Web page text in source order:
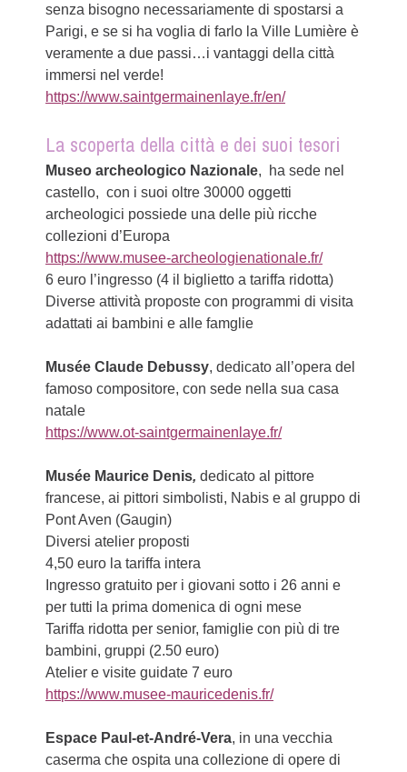
senza bisogno necessariamente di spostarsi a
Parigi, e se si ha voglia di farlo la Ville Lumière è
veramente a due passi…i vantaggi della città
immersi nel verde!
https://www.saintgermainenlaye.fr/en/
La scoperta della città e dei suoi tesori
Museo archeologico Nazionale, ha sede nel
castello, con i suoi oltre 30000 oggetti
archeologici possiede una delle più ricche
collezioni d’Europa
https://www.musee-archeologienationale.fr/
6 euro l’ingresso (4 il biglietto a tariffa ridotta)
Diverse attività proposte con programmi di visita
adattati ai bambini e alle famglie
Musée Claude Debussy, dedicato all’opera del
famoso compositore, con sede nella sua casa
natale
https://www.ot-saintgermainenlaye.fr/
Musée Maurice Denis, dedicato al pittore
francese, ai pittori simbolisti, Nabis e al gruppo di
Pont Aven (Gaugin)
Diversi atelier proposti
4,50 euro la tariffa intera
Ingresso gratuito per i giovani sotto i 26 anni e
per tutti la prima domenica di ogni mese
Tariffa ridotta per senior, famiglie con più di tre
bambini, gruppi (2.50 euro)
Atelier e visite guidate 7 euro
https://www.musee-mauricedenis.fr/
Espace Paul-et-André-Vera, in una vecchia
caserma che ospita una collezione di opere di